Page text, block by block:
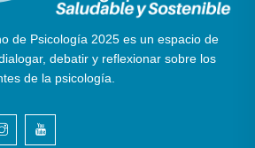
de Psicología 2025 es un espacio de
debatir y reflexionar sobre los
de la psicología.